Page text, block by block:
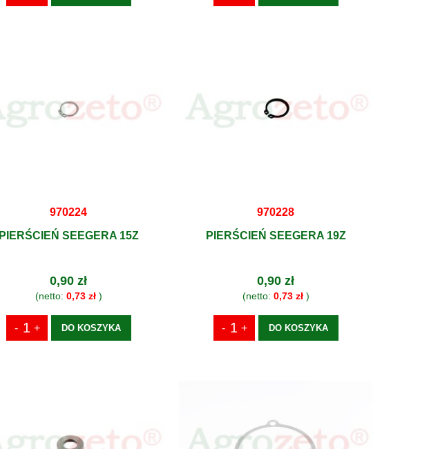
970224
PIERŚCIEŃ SEEGERA 15Z
0,90 zł
(netto: 0,73 zł)
DO KOSZYKA
970228
PIERŚCIEŃ SEEGERA 19Z
0,90 zł
(netto: 0,73 zł)
DO KOSZYKA